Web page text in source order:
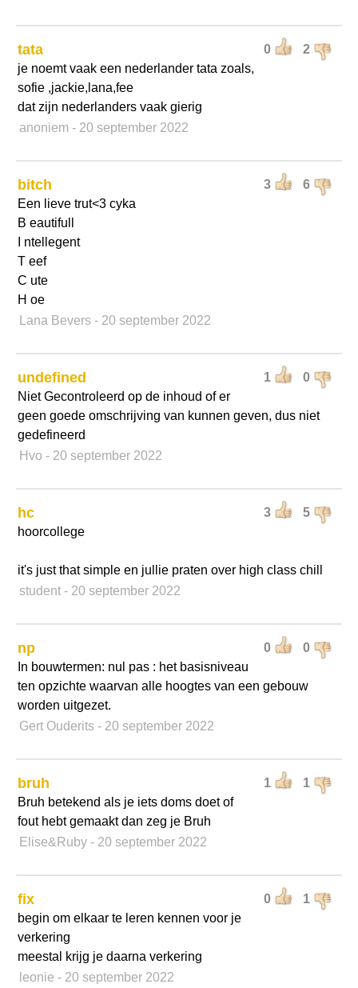
0 2
tata
je noemt vaak een nederlander tata zoals,
sofie ,jackie,lana,fee
dat zijn nederlanders vaak gierig
anoniem - 20 september 2022
3 6
bitch
Een lieve trut<3 cyka
B eautifull
I ntellegent
T eef
C ute
H oe
Lana Bevers - 20 september 2022
1 0
undefined
Niet Gecontroleerd op de inhoud of er
geen goede omschrijving van kunnen geven, dus niet
gedefineerd
Hvo - 20 september 2022
3 5
hc
hoorcollege
it's just that simple en jullie praten over high class chill
student - 20 september 2022
0 0
np
In bouwtermen: nul pas : het basisniveau
ten opzichte waarvan alle hoogtes van een gebouw
worden uitgezet.
Gert Ouderits - 20 september 2022
1 1
bruh
Bruh betekend als je iets doms doet of
fout hebt gemaakt dan zeg je Bruh
Elise&Ruby - 20 september 2022
0 1
fix
begin om elkaar te leren kennen voor je
verkering
meestal krijg je daarna verkering
leonie - 20 september 2022